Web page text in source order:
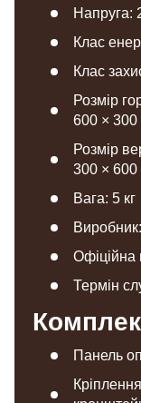
Клас
Клас
Розмір
600 ×
Розмір
300 ×
Вага: 5 кг
Офіційна
Термін
Панель